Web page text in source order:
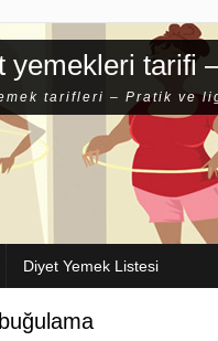
yemekleri tarifi
tarifleri – Pratik ve
Diyet Yemek Listesi